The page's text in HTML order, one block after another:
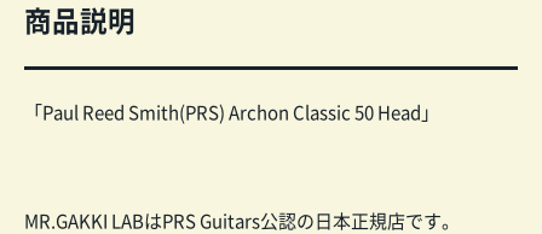
商品説明
「Paul Reed Smith(PRS) Archon Classic 50 Head」
MR.GAKKI LABはPRS Guitars公認の日本正規店です。